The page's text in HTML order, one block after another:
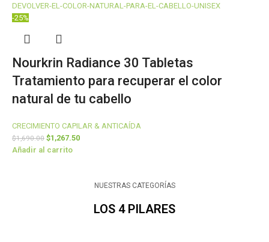
-25%
Nourkrin Radiance 30 Tabletas
Tratamiento para recuperar el color
natural de tu cabello
CRECIMIENTO CAPILAR & ANTICAÍDA
$1,690.00 $1,267.50
Añadir al carrito
NUESTRAS CATEGORÍAS
LOS 4 PILARES